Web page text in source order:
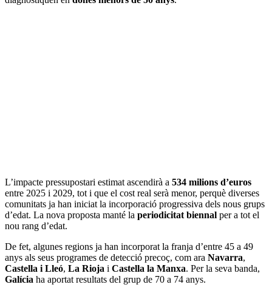
L’impacte pressupostari estimat ascendirà a 534 milions d’euros
entre 2025 i 2029, tot i que el cost real serà menor, perquè diverses
comunitats ja han iniciat la incorporació progressiva dels nous grups
d’edat. La nova proposta manté la periodicitat biennal per a tot el
nou rang d’edat.
De fet, algunes regions ja han incorporat la franja d’entre 45 a 49
anys als seus programes de detecció precoç, com ara Navarra,
Castella i Lleó, La Rioja i Castella la Manxa. Per la seva banda,
Galícia ha aportat resultats del grup de 70 a 74 anys.